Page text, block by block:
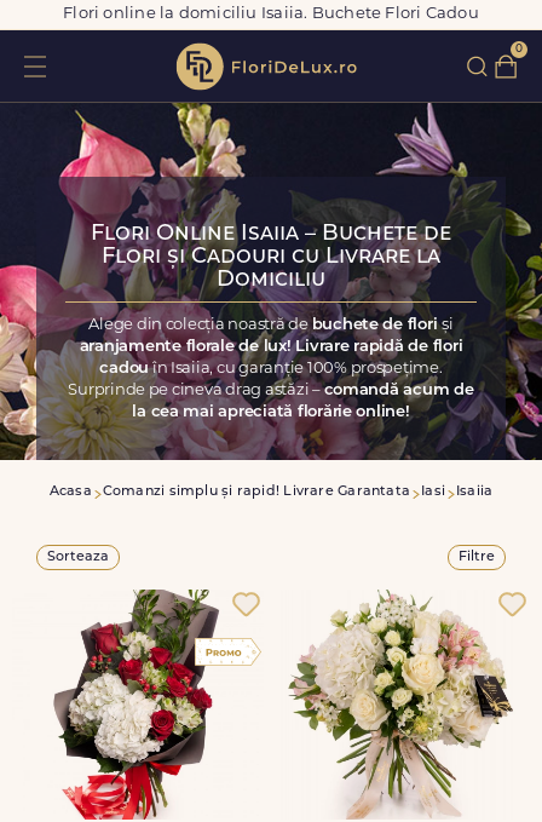
Flori online la domiciliu Isaiia. Buchete Flori Cadou
0
Flori Online Isaiia – Buchete de
Flori și Cadouri cu Livrare la
Domiciliu
Alege din colecția noastră de buchete de floriși
aranjamente florale de lux! Livrare rapidă de flori
cadouîn Isaiia, cu garanție 100% prospețime.
Surprinde pe cineva drag astăzi –comandă acum de
la cea mai apreciată florărie online!
Acasa Comanzi simplu și rapid! Livrare Garantata Iasi Isaiia
Sorteaza Filtre